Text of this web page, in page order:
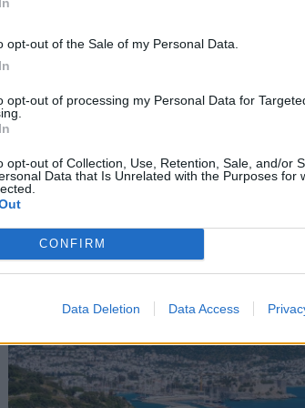
opt-out of the Sale of my Personal Data.
opt-out of processing my Personal Data for
opt-out of Collection, Use, Retention, Sale, and/or
Data that Is Unrelated with the Purposes for
CONFIRM
Data Deletion Data Access
Péntek reggeli túlélőcsomag:
hírek, árfolyamok, névnap (2026.
7.)
A Pénzcentrum 2026. augusztus 7.-i
hírösszefoglalója, deviza árfolyamai, heti